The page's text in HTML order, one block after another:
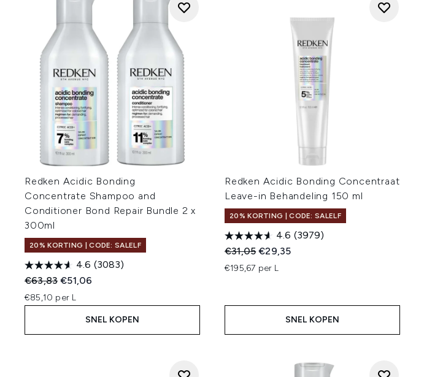
Redken Acidic Bonding
Concentrate Shampoo and
Conditioner Bond Repair Bundle 2 x
300ml
20% KORTING | CODE: SALELF
4.6 (3083)
Recommended Retail Price:
€63,83Huidige prijs:
€51,06
€85,10 per L
SNEL KOPEN
Redken Acidic Bonding Concentraat
Leave-in Behandeling 150 ml
20% KORTING | CODE: SALELF
4.6 (3979)
Recommended Retail Price:
€31,05Huidige prijs:
€29,35
€195,67 per L
SNEL KOPEN